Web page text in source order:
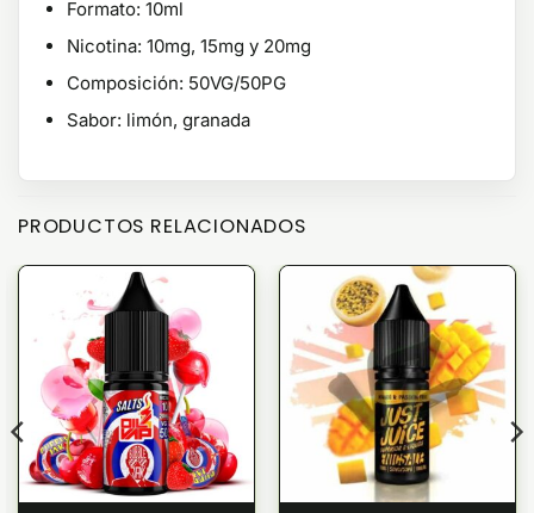
Formato: 10ml
Nicotina: 10mg, 15mg y 20mg
Composición: 50VG/50PG
Sabor: limón, granada
PRODUCTOS RELACIONADOS